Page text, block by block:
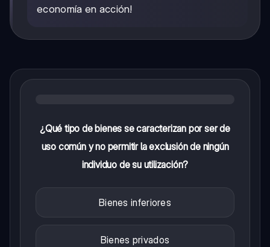
economía en acción!
¿Qué tipo de bienes se caracterizan por ser de
uso común y no permitir la exclusión de ningún
individuo de su utilización?
Bienes inferiores
Bienes privados